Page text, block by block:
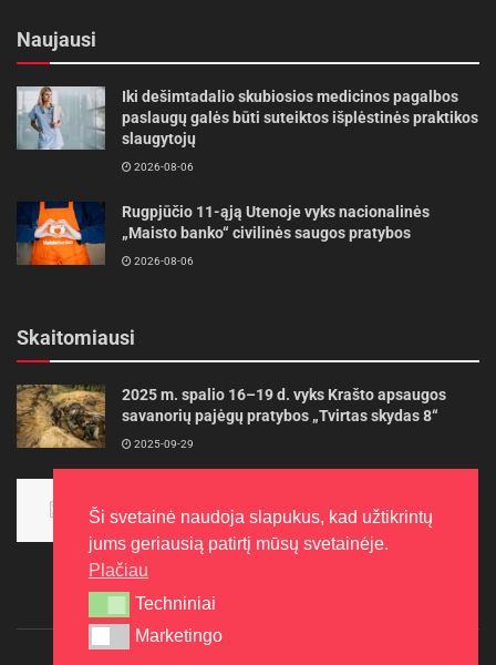
Naujausi
Iki dešimtadalio skubiosios medicinos pagalbos
paslaugų galės būti suteiktos išplėstinės praktikos
slaugytojų
2026-08-06
Rugpjūčio 11-ąją Utenoje vyks nacionalinės
„Maisto banko“ civilinės saugos pratybos
2026-08-06
Skaitomiausi
2025 m. spalio 16–19 d. vyks Krašto apsaugos
savanorių pajėgų pratybos „Tvirtas skydas 8“
2025-09-29
aukso
2015-10-30
Ši svetainė naudoja slapukus, kad užtikrintų
jums geriausią patirtį mūsų svetainėje.
Plačiau
Techniniai
Techniniai
Marketingo
Marketingo